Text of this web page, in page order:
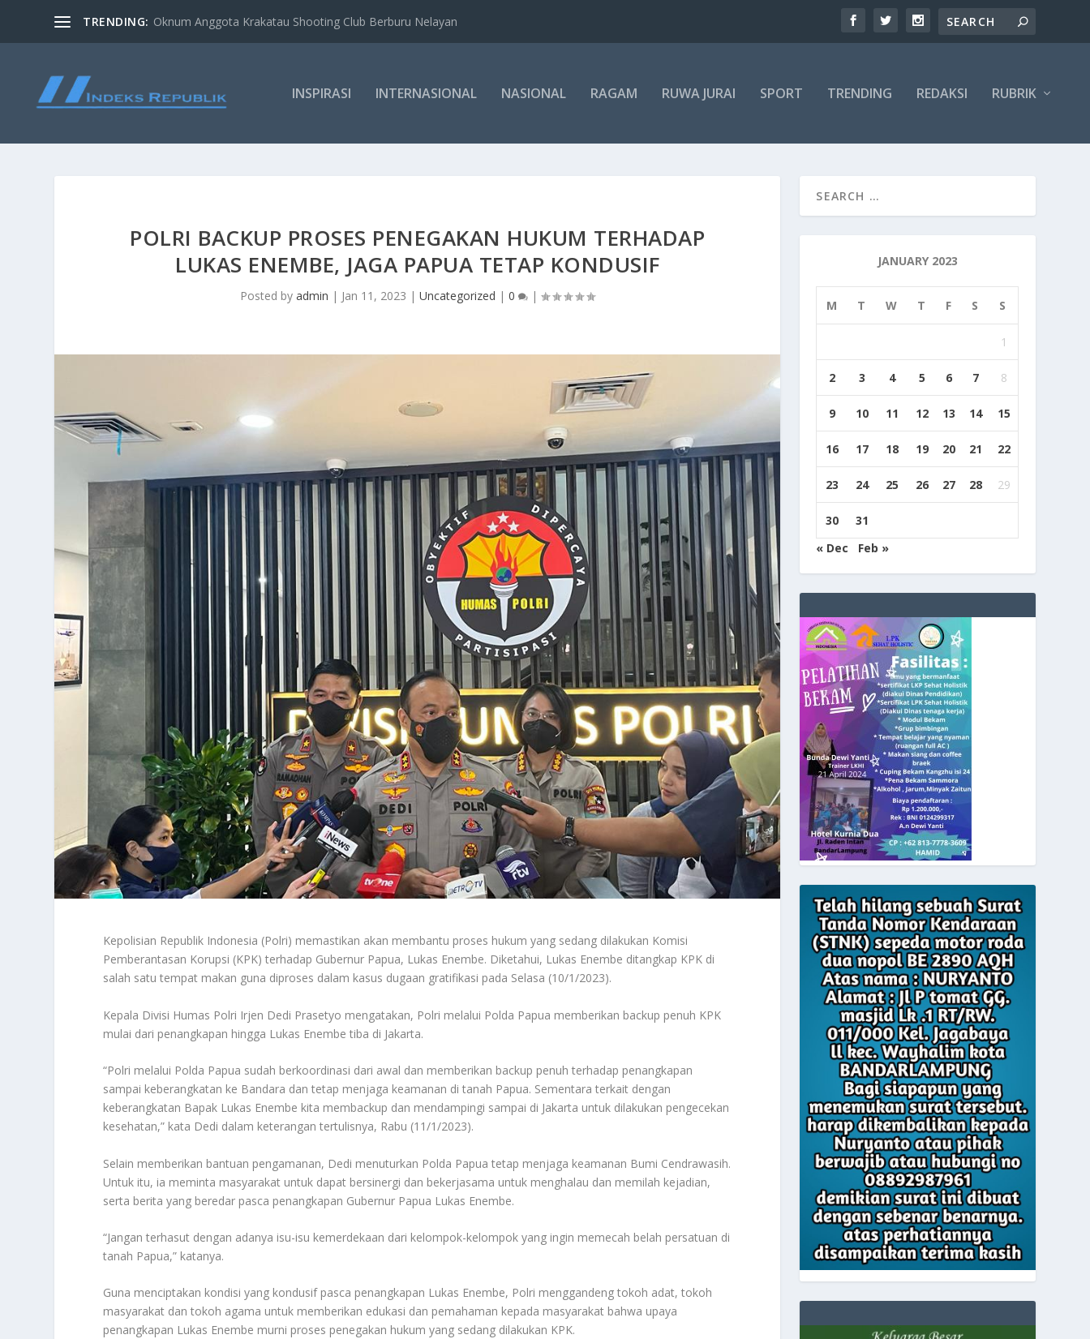
TRENDING: Oknum Anggota Krakatau Shooting Club Berburu Nelayan
INSPIRASI INTERNASIONAL NASIONAL RAGAM RUWA JURAI SPORT TRENDING REDAKSI RUBRIK
POLRI BACKUP PROSES PENEGAKAN HUKUM TERHADAP
LUKAS ENEMBE, JAGA PAPUA TETAP KONDUSIF
Posted byadmin | Jan 11, 2023 |Uncategorized |0 |
Kepolisian Republik Indonesia (Polri) memastikan akan membantu proses hukum yang sedang dilakukan Komisi
Pemberantasan Korupsi (KPK) terhadap Gubernur Papua, Lukas Enembe. Diketahui, Lukas Enembe ditangkap KPK di
salah satu tempat makan guna diproses dalam kasus dugaan gratifikasi pada Selasa (10/1/2023).
Kepala Divisi Humas Polri Irjen Dedi Prasetyo mengatakan, Polri melalui Polda Papua memberikan backup penuh KPK
mulai dari penangkapan hingga Lukas Enembe tiba di Jakarta.
“Polri melalui Polda Papua sudah berkoordinasi dari awal dan memberikan backup penuh terhadap penangkapan
sampai keberangkatan ke Bandara dan tetap menjaga keamanan di tanah Papua. Sementara terkait dengan
keberangkatan Bapak Lukas Enembe kita membackup dan mendampingi sampai di Jakarta untuk dilakukan pengecekan
kesehatan,” kata Dedi dalam keterangan tertulisnya, Rabu (11/1/2023).
Selain memberikan bantuan pengamanan, Dedi menuturkan Polda Papua tetap menjaga keamanan Bumi Cendrawasih.
Untuk itu, ia meminta masyarakat untuk dapat bersinergi dan bekerjasama untuk menghalau dan memilah kejadian,
serta berita yang beredar pasca penangkapan Gubernur Papua Lukas Enembe.
“Jangan terhasut dengan adanya isu-isu kemerdekaan dari kelompok-kelompok yang ingin memecah belah persatuan di
tanah Papua,” katanya.
Guna menciptakan kondisi yang kondusif pasca penangkapan Lukas Enembe, Polri menggandeng tokoh adat, tokoh
masyarakat dan tokoh agama untuk memberikan edukasi dan pemahaman kepada masyarakat bahwa upaya
penangkapan Lukas Enembe murni proses penegakan hukum yang sedang dilakukan KPK.
JANUARY 2023
M T W T F S S
1
2 3 4 5 6 7 8
9 10 11 12 13 14 15
16 17 18 19 20 21 22
23 24 25 26 27 28 29
30
31
« Dec
Feb »